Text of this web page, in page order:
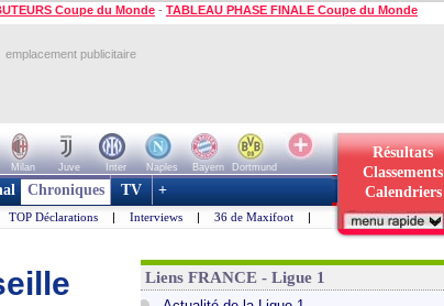
Coupe du Monde - TABLEAU PHASE FINALE Coupe du Monde
emplacement publicitaire
Milan Juve Inter Naples Bayern
Dortmund
Résultats
Classements
Calendriers
Chroniques TV +
TOP Déclarations | Interviews | 36 de Maxifoot |
Liens FRANCE - Ligue 1